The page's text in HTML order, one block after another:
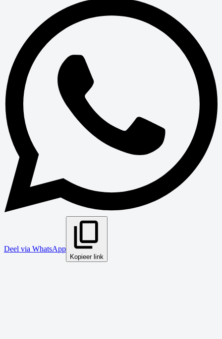
Deel via WhatsApp
Kopieer link